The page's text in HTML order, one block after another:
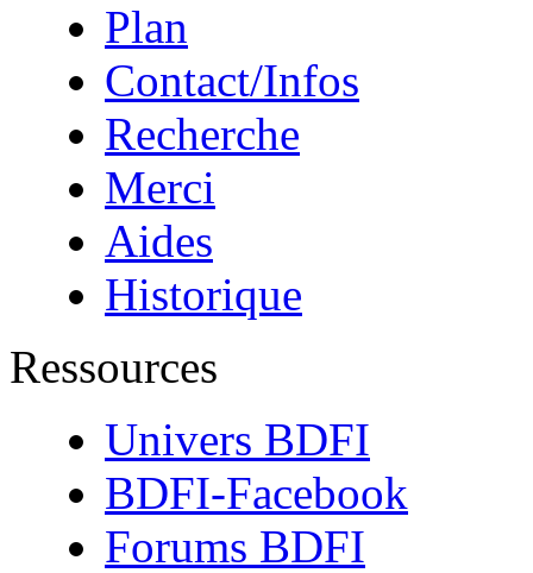
Plan
Contact/Infos
Recherche
Merci
Aides
Historique
Ressources
Univers BDFI
BDFI-Facebook
Forums BDFI